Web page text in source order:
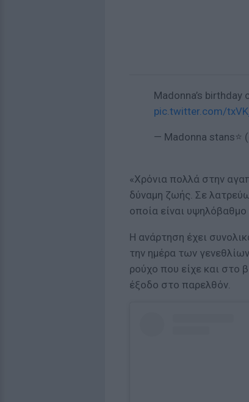
Madonna’s birthday
pic.twitter.com/
— Madonna stans⭐
«Χρόνια πολλά στην
δύναμη ζωής. Σε
οποία είναι
Η ανάρτηση έχει
την ημέρα των
ρούχο που είχε και στο
έξοδο στο παρελθόν.